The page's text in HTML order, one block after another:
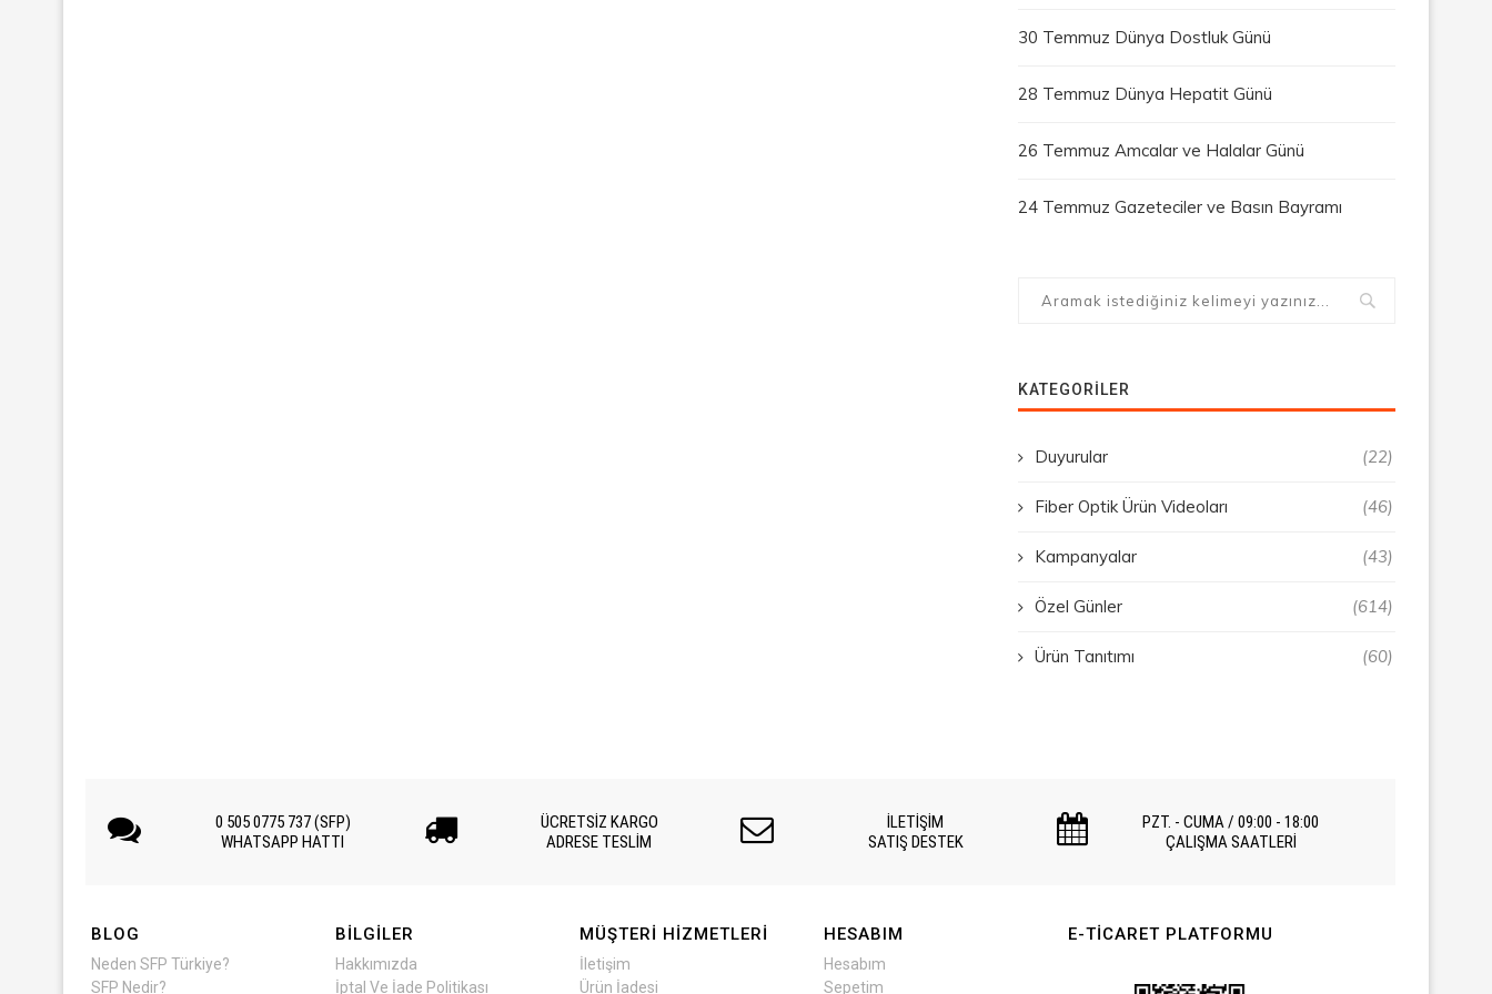
30 Temmuz Dünya Dostluk Günü
28 Temmuz Dünya Hepatit Günü
26 Temmuz Amcalar ve Halalar Günü
24 Temmuz Gazeteciler ve Basın Bayramı
KATEGORILER
Duyurular (22)
Fiber Optik Ürün Videoları (46)
Kampanyalar (43)
Özel Günler (614)
Ürün Tanıtımı (60)
0 505 0775 737 (SFP)
WHATSAPP HATTI
ÜCRETSİZ KARGO
ADRESE TESLİM
İLETİŞİM
SATIŞ DESTEK
PZT. - CUMA / 09:00 - 18:00
ÇALIŞMA SAATLERİ
BLOG
Neden SFP Türkiye?
SFP Nedir?
BILGILER
Hakkımızda
İptal Ve İade Politikası
MÜŞTERI HIZMETLERI
İletişim
Ürün İadesi
HESABIM
Hesabım
Sepetim
E-TICARET PLATFORMU